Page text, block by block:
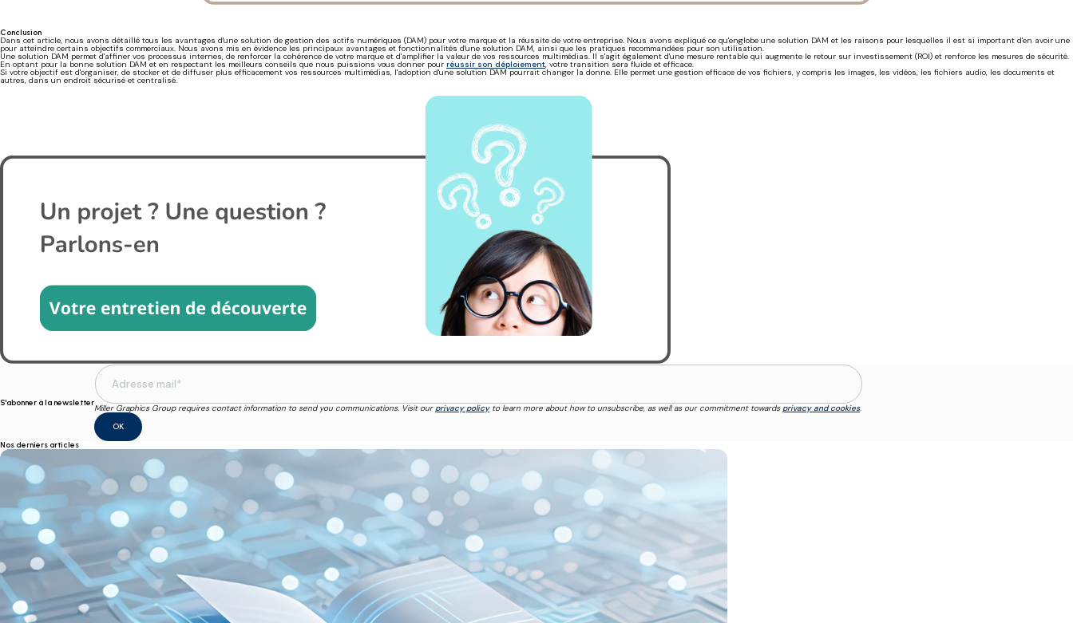
Conclusion
Dans cet article, nous avons détaillé tous les avantages d'une solution de gestion des actifs numériques (DAM) pour votre marque et la réussite de votre entreprise. Nous avons expliqué ce qu'englobe une solution DAM et les raisons pour lesquelles il est si important d'en avoir une
pour atteindre certains objectifs commerciaux. Nous avons mis en évidence les principaux avantages et fonctionnalités d'une solution DAM, ainsi que les pratiques recommandées pour son utilisation.
Une solution DAM permet d'affiner vos processus internes, de renforcer la cohérence de votre marque et d'amplifier la valeur de vos ressources multimédias. Il s'agit également d'une mesure rentable qui augmente le retour sur investissement (ROI) et renforce les mesures de sécurité.
En optant pour la bonne solution DAM et en respectant les meilleurs conseils que nous puissions vous donner pour réussir son déploiement, votre transition sera fluide et efficace.
Si votre objectif est d'organiser, de stocker et de diffuser plus efficacement vos ressources multimédias, l'adoption d'une solution DAM pourrait changer la donne. Elle permet une gestion efficace de vos fichiers, y compris les images, les vidéos, les fichiers audio, les documents et
autres, dans un endroit sécurisé et centralisé.
S'abonner à la newsletter
Miller Graphics Group requires contact information to send you communications. Visit ourprivacy policyto learn more about how to unsubscribe, as well as our commitment towards privacy and cookies.
Nos derniers articles